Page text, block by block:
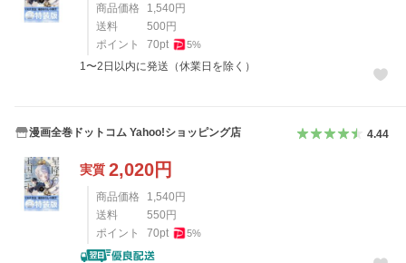
商品価格 1,540円
送料
500円
ポイント
70pt 5%
1〜2日以内に発送（休業日を除く）
漫画全巻ドットコム Yahoo!ショッピング店 4.44
実質 2,020円
商品価格 1,540円
送料
550円
ポイント
70pt 5%